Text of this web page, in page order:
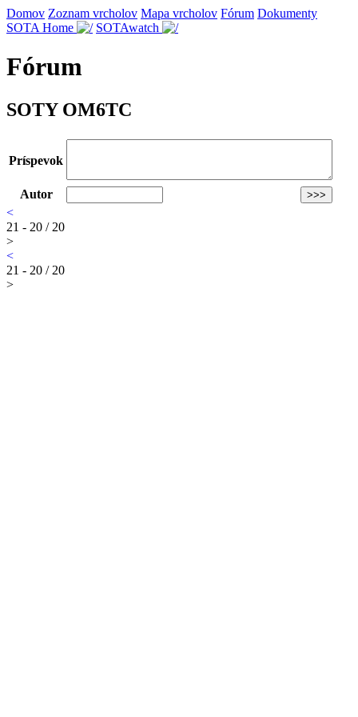
Domov Zoznam vrcholov Mapa vrcholov Fórum Dokumenty
SOTA Home
SOTAwatch
Fórum
SOTY OM6TC
Príspevok
Autor
<
21 - 20 / 20
>
<
21 - 20 / 20
>